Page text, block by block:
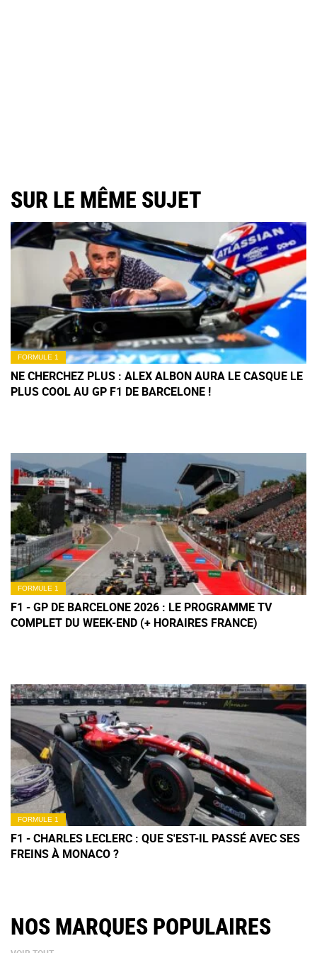
SUR LE MÊME SUJET
FORMULE 1
NE CHERCHEZ PLUS : ALEX ALBON AURA LE CASQUE LE
PLUS COOL AU GP F1 DE BARCELONE !
FORMULE 1
F1 - GP DE BARCELONE 2026 : LE PROGRAMME TV
COMPLET DU WEEK-END (+ HORAIRES FRANCE)
FORMULE 1
F1 - CHARLES LECLERC : QUE S'EST-IL PASSÉ AVEC SES
FREINS À MONACO ?
NOS MARQUES POPULAIRES